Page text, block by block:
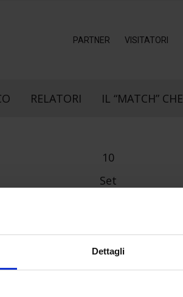
Dettagli
PARTNER VISITATORI
RELATORI IL “MATCH”
10
Set